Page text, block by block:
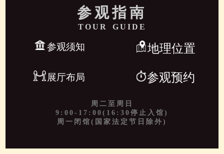
参观指南
TOUR GUIDE
参观须知 地理位置
展厅布局 参观预约
周二至周日
9:00-17:00(16:30停止入馆)
周一闭馆(国家法定节日除外)